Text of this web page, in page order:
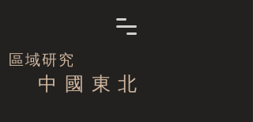
區域研究
中 國 東 北